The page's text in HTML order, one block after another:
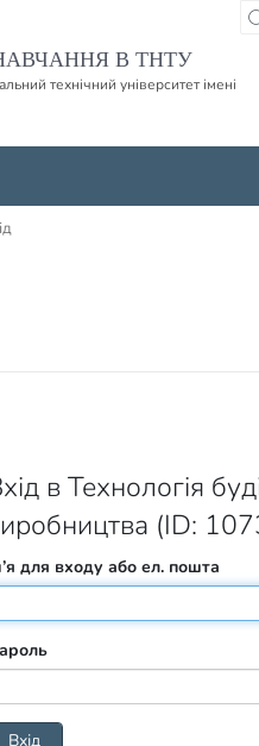
В ТНТУ
технічний університет імені
в Технологія
(ID:
для входу або ел. пошта